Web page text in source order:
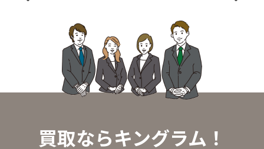
買取ならキングラム！